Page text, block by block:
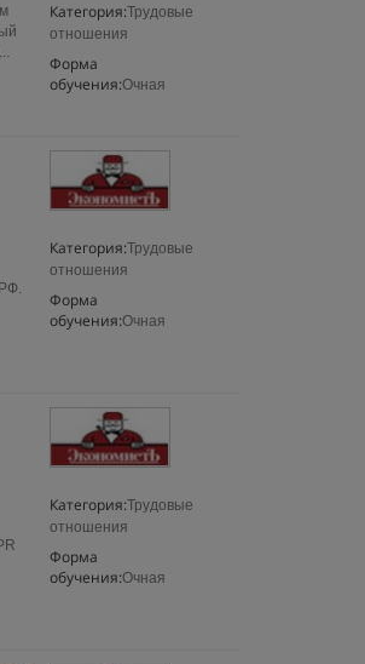
Категория:Трудовые
отношения
Форма
обучения:Очная
Категория:Трудовые
отношения
Форма
обучения:Очная
Категория:Трудовые
отношения
Форма
обучения:Очная